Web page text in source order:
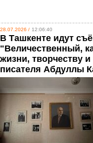
28.07.2026 / 12:06:40
В Ташкенте идут
"Величественный,
жизни, творчеству и
писателя Абдуллы